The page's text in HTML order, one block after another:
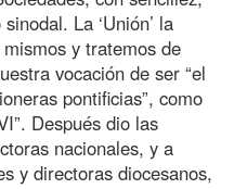
La ‘Unión’ la
y tratemos de
vocación de ser “el
pontificias”, como
Después dio las
nacionales, y a
y directoras diocesanos,